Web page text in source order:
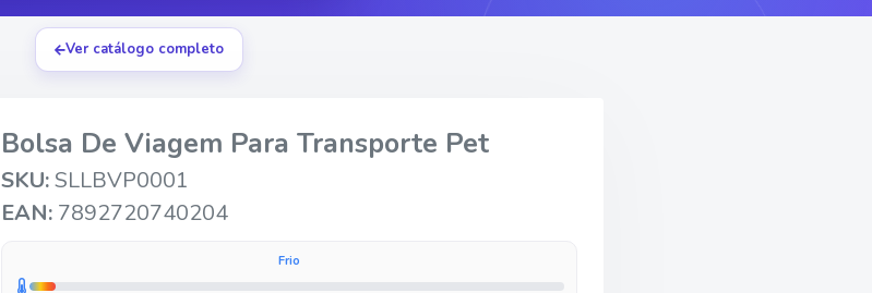
Ver catálogo completo
Bolsa De Viagem Para Transporte Pet
SKU:SLLBVP0001
EAN:7892720740204
Frio